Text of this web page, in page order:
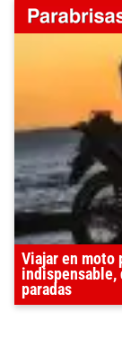
Viajar en moto
paradas